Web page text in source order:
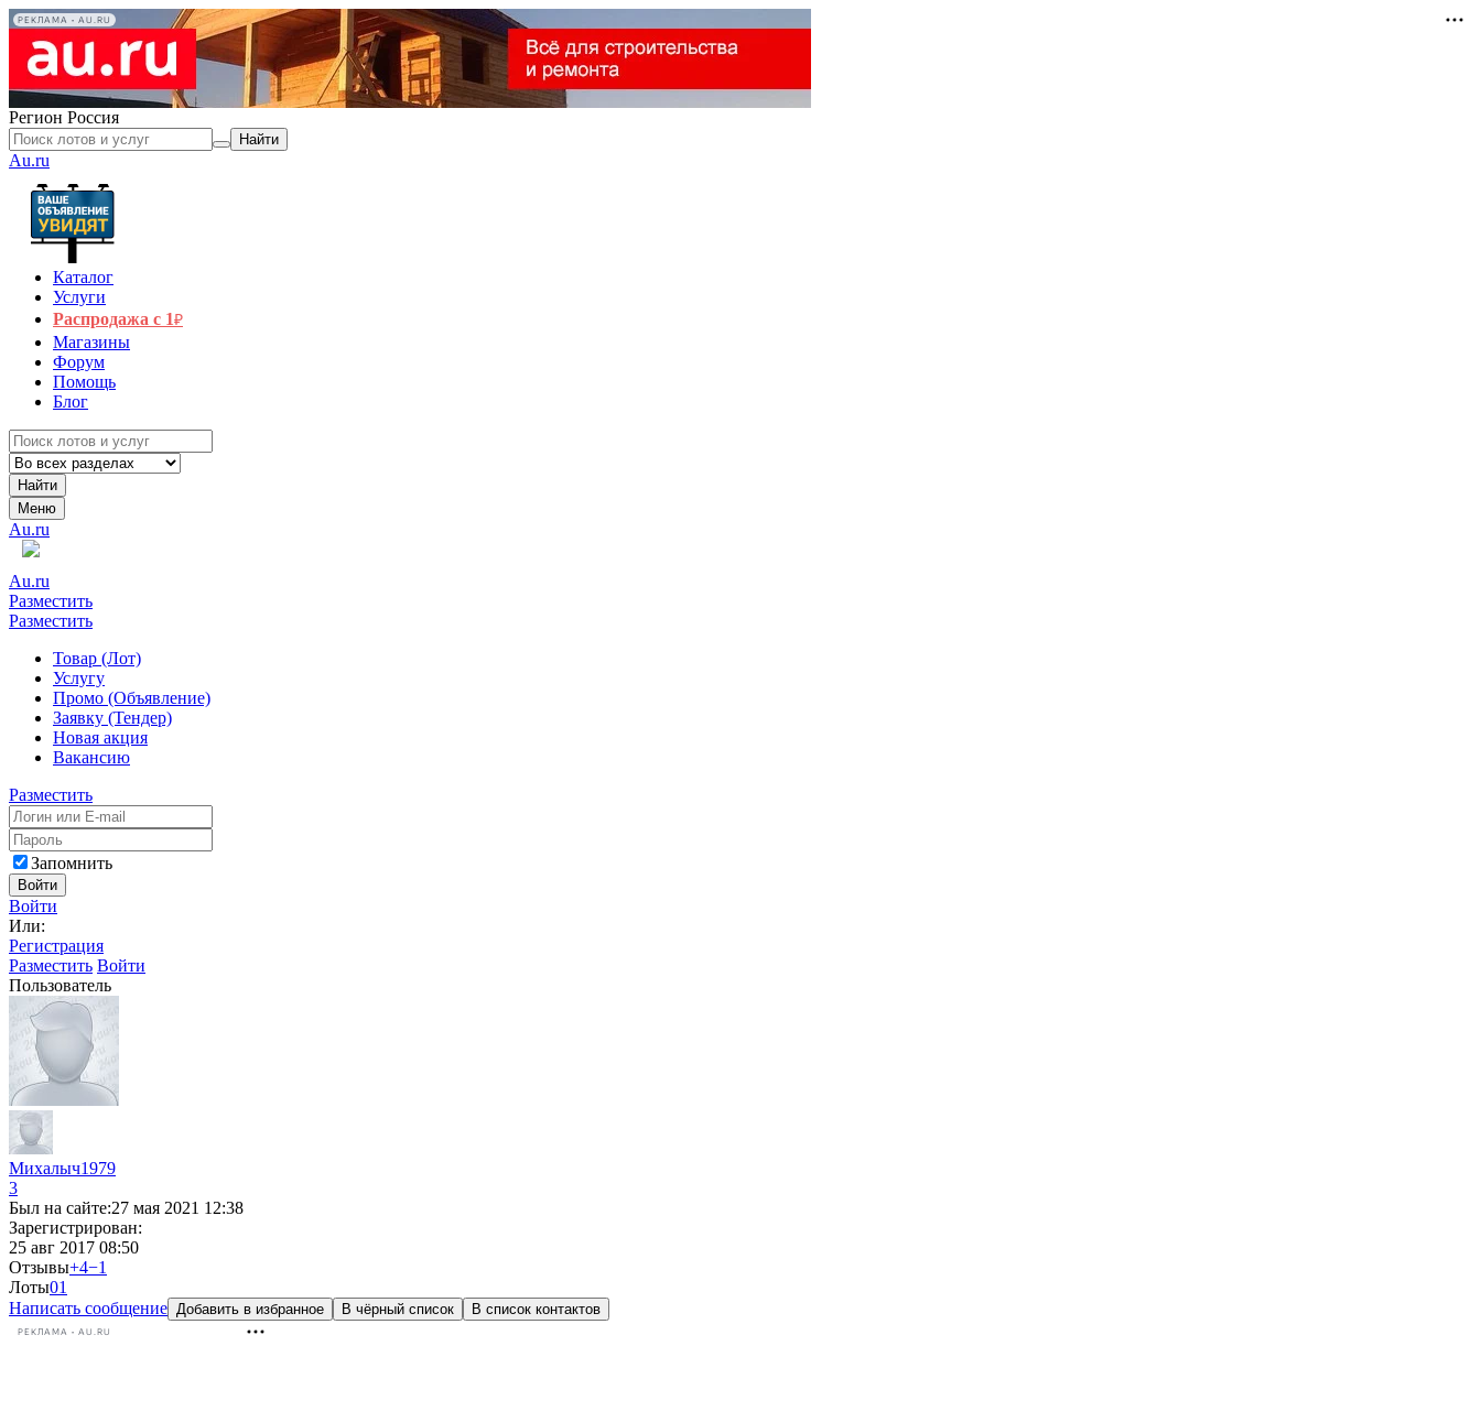
РЕКЛАМА • AU.RU
Регион Россия
Найти
Au.ru
Каталог
Услуги
Распродажа с 1₽
Магазины
Форум
Помощь
Блог
Найти
Меню
Au.ru
Au.ru
Разместить
Разместить
Товар (Лот)
Услугу
Промо (Объявление)
Заявку (Тендер)
Новая акция
Вакансию
Разместить
Запомнить
Войти
Войти
Или:
Регистрация
Разместить Войти
Пользователь
Михалыч1979
3
Был на сайте:27 мая 2021 12:38
Зарегистрирован:
25 авг 2017 08:50
Отзывы+4−1
Лоты01
Написать сообщение Добавить в избранное В чёрный список В список контактов
РЕКЛАМА • AU.RU